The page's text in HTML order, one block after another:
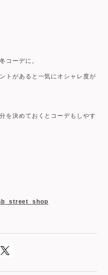
コーデに。
トがあると一気にオシャレ度が
を決めておくとコーデもしやす